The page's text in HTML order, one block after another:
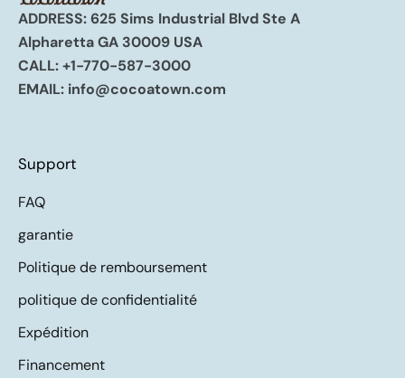
ADDRESS: 625 Sims Industrial Blvd Ste A
Alpharetta GA 30009 USA
CALL:+1-770-587-3000
EMAIL: info@cocoatown.com
Support
FAQ
garantie
Politique de remboursement
politique de confidentialité
Expédition
Financement